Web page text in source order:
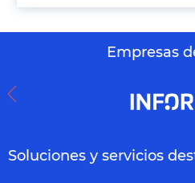
Empresas
Soluciones y servicios